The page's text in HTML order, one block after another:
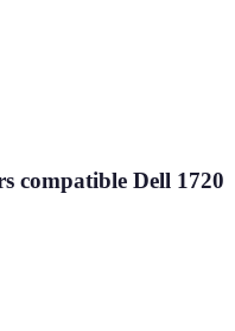
compatible Dell 1720